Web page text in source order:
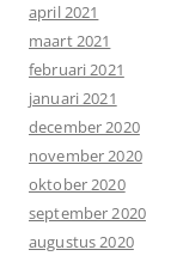
april 2021
maart 2021
februari 2021
januari 2021
december 2020
november 2020
oktober 2020
september 2020
augustus 2020